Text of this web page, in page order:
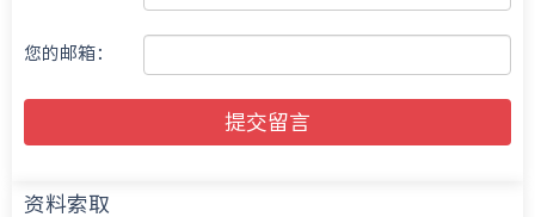
您的邮箱：
提交留言
资料索取